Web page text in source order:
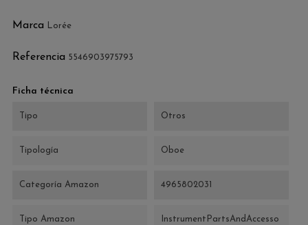
Marca Lorée
Referencia 5546903975793
Ficha técnica
Tipo Otros
Tipología Oboe
Categoría Amazon 4965802031
Tipo Amazon
InstrumentPartsAndAccesso